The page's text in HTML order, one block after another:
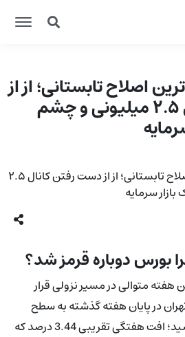
اصلاح تابستانی؛ از از
دست رفتن کانال ۲.۵ میلیونی و چشم
دوباره قرمز شد؟
هفته متوالی در مسیر نزولی قرار
در پایان هفته گذشته به سطح
حدود 2,466,000 واحد رسید؛ افت هفتگی تقریبی 3.44 درصد که